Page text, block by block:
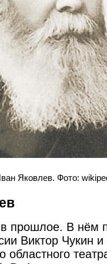
Яковлев. Фото:
прошлое. В нём
Виктор Чукин
областного